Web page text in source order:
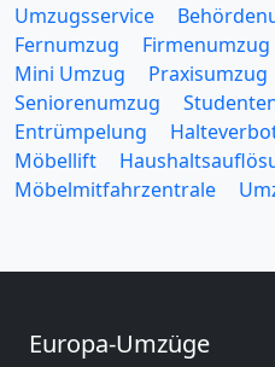
Umzugsservice
Fernumzug
Firmenumzug
Mini Umzug
Praxisumzug
Seniorenumzug
Entrümpelung
Möbellift
Möbelmitfahrzentrale
Europa-Umzüge